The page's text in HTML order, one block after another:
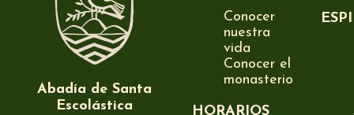
Abadía de Santa
Escolástica
Conocer
nuestra
vida
Conocer el
monasterio
HORARIOS